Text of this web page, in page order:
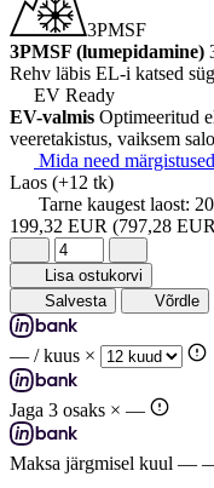
3PMSF
3PMSF (lumepidamine)
Rehv läbis EL-i katsed
EV Ready
EV-valmis Optimeeritud
veeretakistus, vaiksem
Mida need
Laos (+12 tk)
Tarne kaugest laost:
199,32 EUR (797,28
Lisa ostukorvi
Salvesta
Võrdle
— / kuus ×
Jaga 3 osaks × —
Maksa järgmisel kuul —